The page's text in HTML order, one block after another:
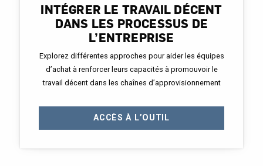
INTÉGRER LE TRAVAIL DÉCENT
DANS LES PROCESSUS DE
L’ENTREPRISE
Explorez différentes approches pour aider les équipes
d’achat à renforcer leurs capacités à promouvoir le
travail décent dans les chaînes d’approvisionnement
ACCÈS À L’OUTIL